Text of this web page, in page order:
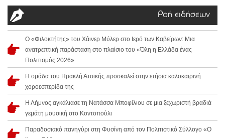
Ροή ειδήσεων
Ο «Φιλοκτήτης» του Χάινερ Μύλερ στο Ιερό των Καβείρων: Μια
ανατρεπτική παράσταση στο πλαίσιο του «Όλη η Ελλάδα ένας
Πολιτισμός 2026»
Η ομάδα του Ηρακλή Ατσικής προσκαλεί στην ετήσια καλοκαιρινή
χοροεσπερίδα της
Η Λήμνος αγκάλιασε τη Νατάσσα Μποφίλιου σε μια ξεχωριστή βραδιά
γεμάτη μουσική στο Κοντοπούλι
Παραδοσιακό πανηγύρι στη Φυσίνη από τον Πολιτιστικό Σύλλογο «Ο